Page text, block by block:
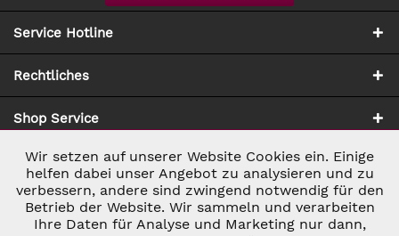
Service Hotline
Rechtliches
Shop Service
Zahlung & Versand
Notwendig Aktiv
Marketing Inaktiv
Wir setzen auf unserer Website Cookies ein. Einige
helfen dabei unser Angebot zu analysieren und zu
verbessern, andere sind zwingend notwendig für den
Betrieb der Website. Wir sammeln und verarbeiten
Ihre Daten für Analyse und Marketing nur dann,